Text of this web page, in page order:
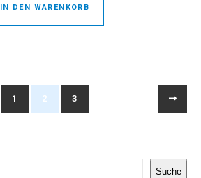
IN DEN WARENKORB
1 2 3
Suche